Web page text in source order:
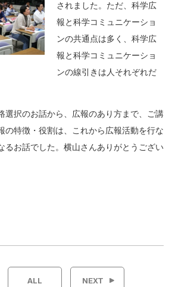
されました。ただ、科学広
報と科学コミュニケーショ
ンの共通点は多く、科学広
報と科学コミュニケーショ
ンの線引きは人それぞれだ
択のお話から、広報のあり方まで、ご講
の特徴・役割は、これから広報活動を行な
るお話でした。横山さんありがとうござい
ALL NEXT